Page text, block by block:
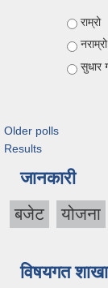
Choices
राम्रो
नराम्रो
सुधार
Older polls
Results
जानकारी
बजेट योजना
विषयगत